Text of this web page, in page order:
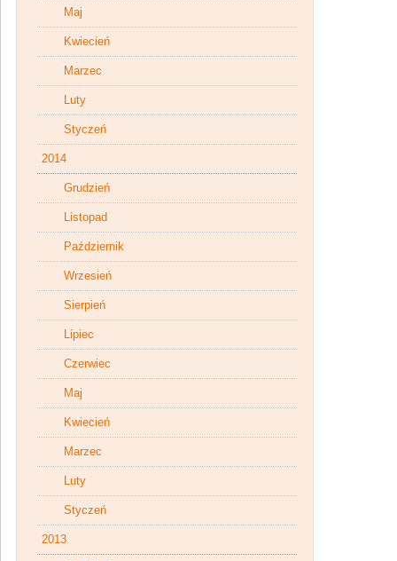
Maj
Kwiecień
Marzec
Luty
Styczeń
2014
Grudzień
Listopad
Październik
Wrzesień
Sierpień
Lipiec
Czerwiec
Maj
Kwiecień
Marzec
Luty
Styczeń
2013